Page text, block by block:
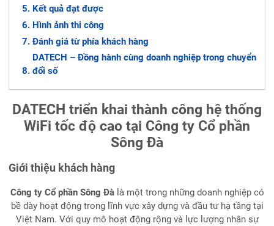
Kết quả đạt được
Hình ảnh thi công
Đánh giá từ phía khách hàng
DATECH – Đồng hành cùng doanh nghiệp trong chuyển
đổi số
DATECH triển khai thành công hệ thống
WiFi tốc độ cao tại Công ty Cổ phần
Sông Đà
Giới thiệu khách hàng
Công ty Cổ phần Sông Đàlà một trong những doanh nghiệp có
bề dày hoạt động trong lĩnh vực xây dựng và đầu tư hạ tầng tại
Việt Nam. Với quy mô hoạt động rộng và lực lượng nhân sự